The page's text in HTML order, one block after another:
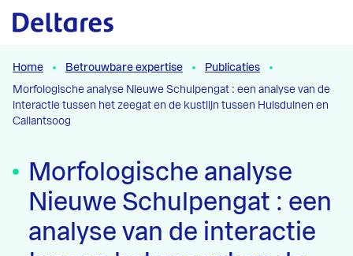
Naar hoofdcontent
Home Betrouwbare expertise
Publicaties
Morfologische analyse Nieuwe Schulpengat : een analyse van de
interactie tussen het zeegat en de kustlijn tussen Huisduinen en
Callantsoog
Morfologische analyse
Nieuwe Schulpengat : een
analyse van de interactie